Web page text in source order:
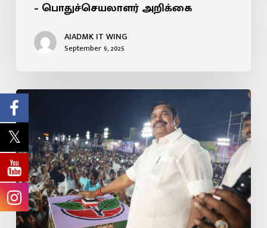
– பொதுச்செயலாளர் அறிக்கை
AIADMK IT WING
September 9, 2025